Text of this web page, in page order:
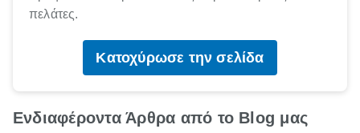
πελάτες.
Κατοχύρωσε την σελίδα
Ενδιαφέροντα Άρθρα από το Blog μας